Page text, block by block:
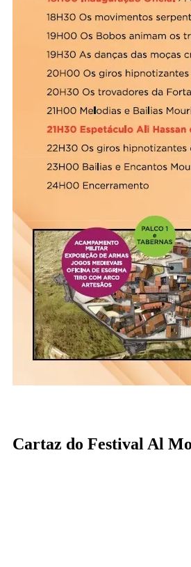
Cartaz do Festival Al